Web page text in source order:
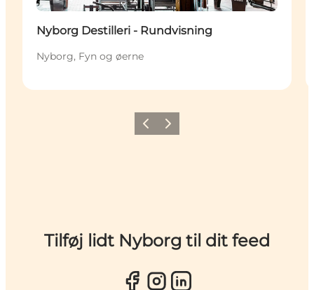
Nyborg Destilleri - Rundvisning
Nyborg, Fyn og øerne
ForrigeNæste
Tilføj lidt Nyborg til dit feed